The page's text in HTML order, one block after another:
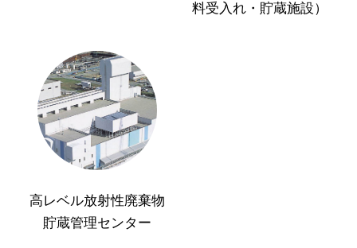
料受入れ・貯蔵施設）
高レベル放射性廃棄物
貯蔵管理センター